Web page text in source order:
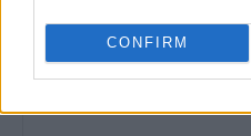
CONFIRM